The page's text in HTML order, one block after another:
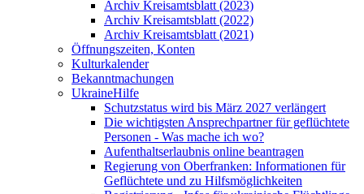
Archiv Kreisamtsblatt (2023)
Archiv Kreisamtsblatt (2022)
Archiv Kreisamtsblatt (2021)
Öffnungszeiten, Konten
Kulturkalender
Bekanntmachungen
UkraineHilfe
Schutzstatus wird bis März 2027 verlängert
Die wichtigsten Ansprechpartner für geflüchtete
Personen - Was mache ich wo?
Aufenthaltserlaubnis online beantragen
Regierung von Oberfranken: Informationen für
Geflüchtete und zu Hilfsmöglichkeiten